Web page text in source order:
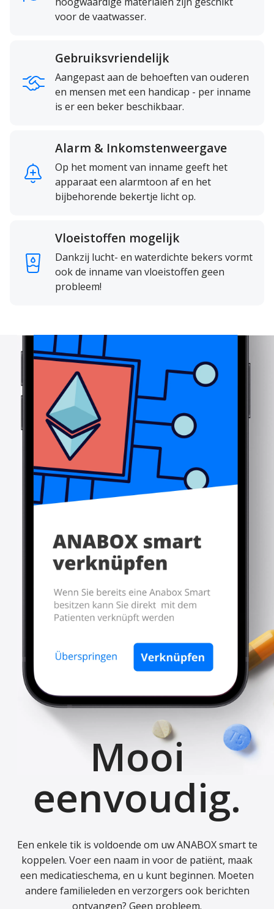
voor de vaatwasser.
Gebruiksvriendelijk
Aangepast aan de behoeften van ouderen
en mensen met een handicap - per inname
is er een beker beschikbaar.
Alarm & Inkomstenweergave
Op het moment van inname geeft het
apparaat een alarmtoon af en het
bijbehorende bekertje licht op.
Vloeistoffen mogelijk
Dankzij lucht- en waterdichte bekers vormt
ook de inname van vloeistoffen geen
probleem!
Mooi
eenvoudig.
Een enkele tik is voldoende om uw ANABOX smart te
koppelen. Voer een naam in voor de patiënt, maak
een medicatieschema, en u kunt beginnen. Moeten
andere familieleden en verzorgers ook berichten
ontvangen? Geen probleem.